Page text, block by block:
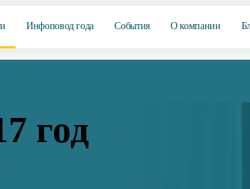
Инфоповод года События О компании
год